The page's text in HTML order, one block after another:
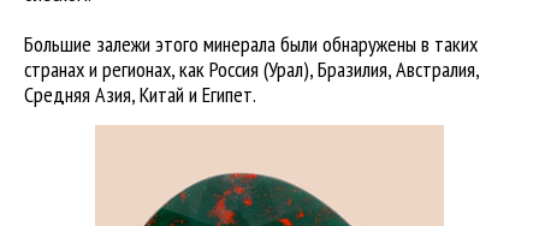
Большие залежи этого минерала были обнаружены в таких
странах и регионах, как Россия (Урал), Бразилия, Австралия,
Средняя Азия, Китай и Египет.